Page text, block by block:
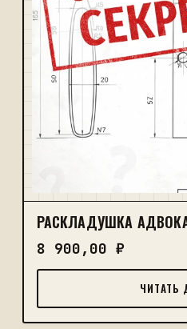
РАСКЛАДУШКА
8 900,00 ₽
ЧИТАТЬ